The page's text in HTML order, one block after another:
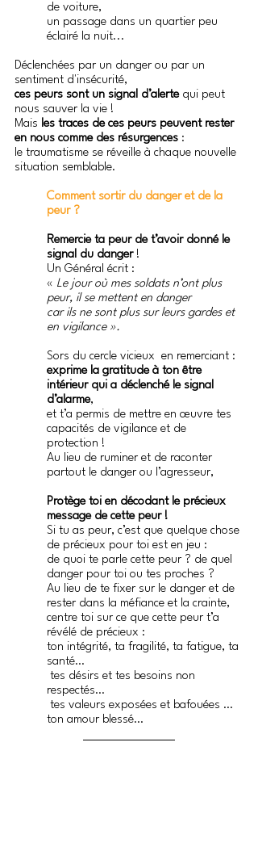
de voiture,
un passage dans un quartier peu
éclairé la nuit...
Déclenchées par un danger ou par un
sentiment d'insécurité,
ces peurs sont un signal d’alerte qui peut
nous sauver la vie !
Mais les traces de ces peurs peuvent rester
en nous comme des résurgences :
le traumatisme se réveille à chaque nouvelle
situation semblable.
Comment sortir du danger et de la
peur ?
Remercie ta peur de t’avoir donné le
signal du danger !
Un Général écrit :
« Le jour où mes soldats n’ont plus
peur, il se mettent en danger
car ils ne sont plus sur leurs gardes et
en vigilance ».
Sors du cercle vicieux  en remerciant :
exprime la gratitude à ton être
intérieur qui a déclenché le signal
d’alarme,
et t’a permis de mettre en œuvre tes
capacités de vigilance et de
protection !
Au lieu de ruminer et de raconter
partout le danger ou l’agresseur,
Protège toi en décodant le précieux
message de cette peur !
Si tu as peur, c’est que quelque chose
de précieux pour toi est en jeu :
de quoi te parle cette peur ? de quel
danger pour toi ou tes proches ?
Au lieu de te fixer sur le danger et de
rester dans la méfiance et la crainte,
centre toi sur ce que cette peur t’a
révélé de précieux :
ton intégrité, ta fragilité, ta fatigue, ta
santé…
respectés…
ton amour blessé…